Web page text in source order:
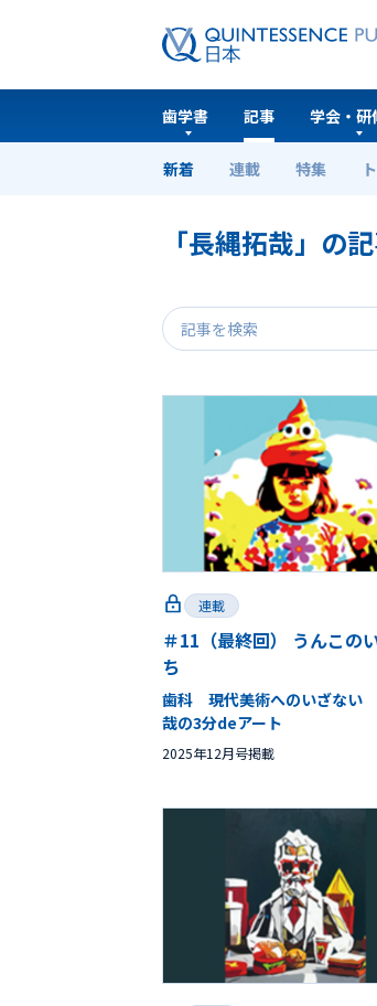
歯学書 記事
新着 連載 特集
学会・研
ホーム 記事
「長縄拓哉」の
連載
＃11（最終回） うんこの
ち
歯科 現代美術へのいざない
哉の3分deアート
2025年12月号掲載